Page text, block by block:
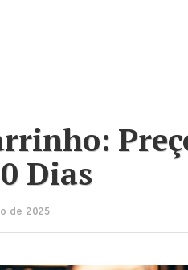
Dias
de 2025